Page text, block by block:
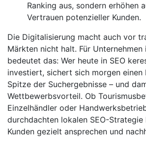
Ranking aus, sondern erhöhen
Vertrauen potenzieller Kunden.
Die Digitalisierung macht auch vor
Märkten nicht halt. Für Unternehmen
bedeutet das: Wer heute in SEO
investiert, sichert sich morgen einen
Spitze der Suchergebnisse – und
Wettbewerbsvorteil. Ob
Einzelhändler oder
durchdachten lokalen SEO-Strategie
Kunden gezielt ansprechen und